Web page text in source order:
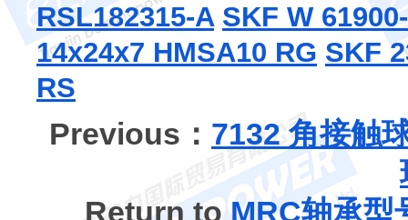
RSL182315-A SKF W
14x24x7 HMSA10 RG SKF
RS
Previous： 7132 角接触
Return toMRC轴承型